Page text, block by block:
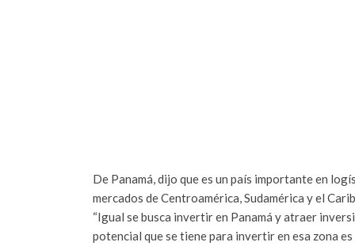
De Panamá, dijo que es un país importante en
mercados de Centroamérica, Sudamérica y el
“Igual se busca invertir en Panamá y atraer
potencial que se tiene para invertir en esa zona